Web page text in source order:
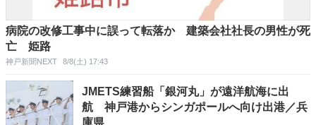
病院の改修工事中に誤って転落か 建築会社社長の男性が死
亡 姫路
神戸新聞NEXT 8/8(土) 17:43
JMETS練習船「銀河丸」が遠洋航海に出
航 神戸港からシンガポールへ向け出港／兵
庫県